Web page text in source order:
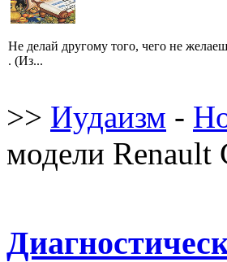
Не делай другому того, чего не
. (Из...
>> Иудаизм -
модели Renault